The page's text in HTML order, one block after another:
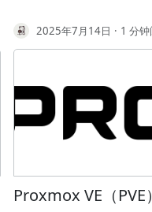
>/etc/rancher/rke2/
mode: "0644" 4tls-san:
rke2-server --now
s /var/lib/rancher/
/usr/local/bin/kubectl
2025年7月14日 1 分
Proxmox VE（